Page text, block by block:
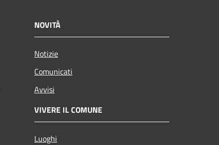
NOVITÀ
Notizie
Comunicati
Avvisi
VIVERE IL COMUNE
Luoghi